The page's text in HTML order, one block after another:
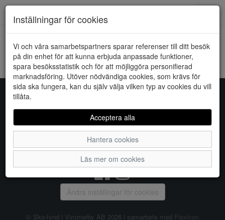
HEM VERO MODA
Kunde inte hitta några artiklar...
Inställningar för cookies
Vi och våra samarbetspartners sparar referenser till ditt besök
på din enhet för att kunna erbjuda anpassade funktioner,
spara besöksstatistik och för att möjliggöra personifierad
marknadsföring. Utöver nödvändiga cookies, som krävs för
sida ska fungera, kan du själv välja vilken typ av cookies du vill
tillåta.
Acceptera alla
Hantera cookies
Läs mer om cookies
Sko-fynd i Vimmerby AB
S:t Torget 2, 598 21 VIMMERBY, Telefon:
| Om oss Kontakta oss
Ändra inställingar för cookies
© Sko-fynd i Vimmerby AB 2026 i samarbete med Flexicon